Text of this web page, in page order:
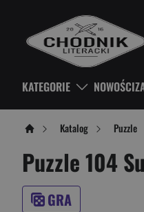
KATEGORIE NOWOŚCI
Katalog Puzzle
Puzzle 104
GRA